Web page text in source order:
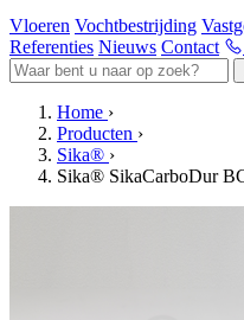
Vloeren Vochtbestrijding
Referenties Nieuws Contact
Home ›
Producten ›
Sika® ›
Sika® SikaCarboDur